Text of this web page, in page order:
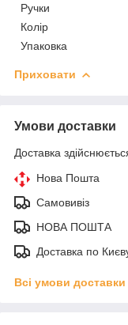
Ручки
Колір
Упаковка
Приховати
Умови доставки
Доставка
Нова Пошта
Самовивіз
НОВА ПОШТА
Доставка по
Всі умови доставки